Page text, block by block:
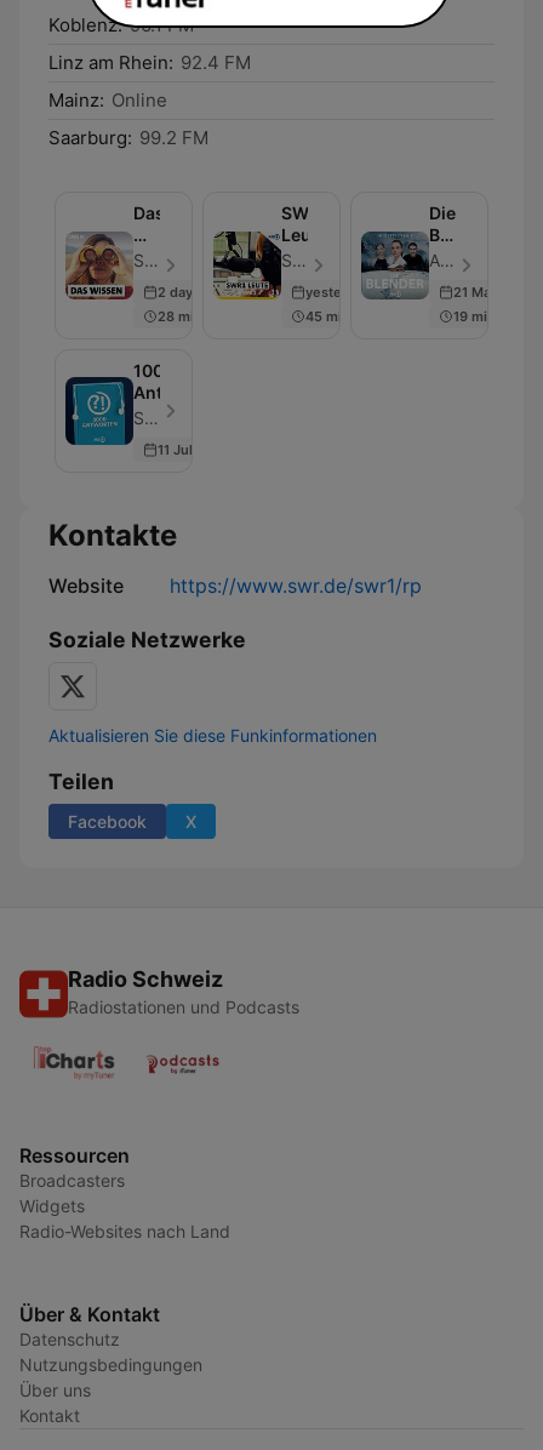
Koblenz: 96.1 FM
Linz am Rhein: 92.4 FM
Mainz: Online
Saarburg: 99.2 FM
Das
Wissen
|
SWR
SWR - Folge 1311
2 days ago
28 min
SWR1
Leute
SWR - Folge 305
yesterday
45 min
Die
Blender
–
Crime-
Hörspiel-
Serie
ARD - Folge 9
21 Mar 2026
19 min
1000
Antworten
SWR - Folge 699
11 Jul 2026
Kontakte
Website https://www.swr.de/swr1/rp
Soziale Netzwerke
Aktualisieren Sie diese Funkinformationen
Teilen
Facebook X
Radio Schweiz
Radiostationen und Podcasts
Ressourcen
Broadcasters
Widgets
Radio-Websites nach Land
Über & Kontakt
Datenschutz
Nutzungsbedingungen
Über uns
Kontakt